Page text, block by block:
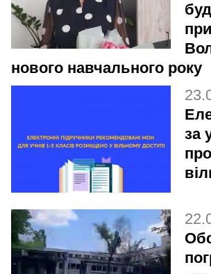
нового навчального року
за